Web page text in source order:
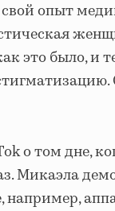
опыт
это было, и
о том дне,
Микаэла